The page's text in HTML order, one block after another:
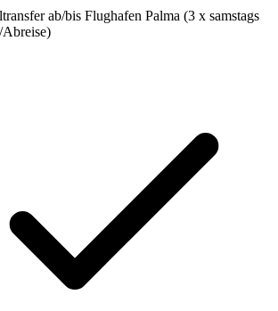
ab/bis Flughafen Palma (3 x samstags